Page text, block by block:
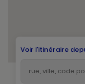
Voir l'itinéraire